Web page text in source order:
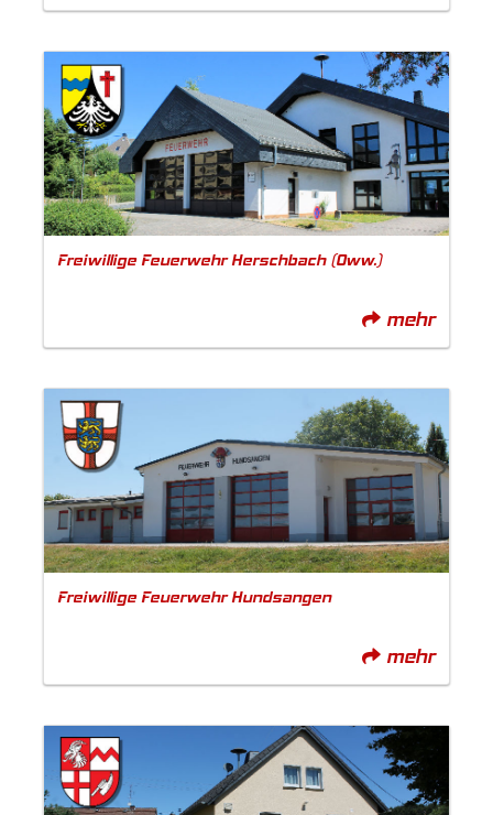
Freiwillige Feuerwehr Herschbach (Oww.)
mehr
Freiwillige Feuerwehr Hundsangen
mehr